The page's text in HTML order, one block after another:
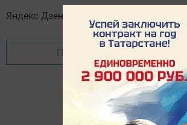
Яндекс Дзен:
Перейти на страницу новости